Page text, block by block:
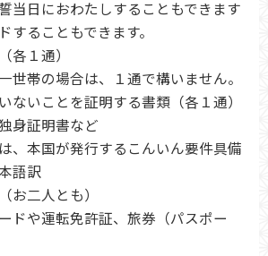
日におわたしすることもできます
することもできます。
１通）
帯の場合は、１通で構いません。
いことを証明する書類（各１通）
身証明書など
本国が発行するこんいん要件具備
語訳
二人とも）
や運転免許証、旅券（パスポー